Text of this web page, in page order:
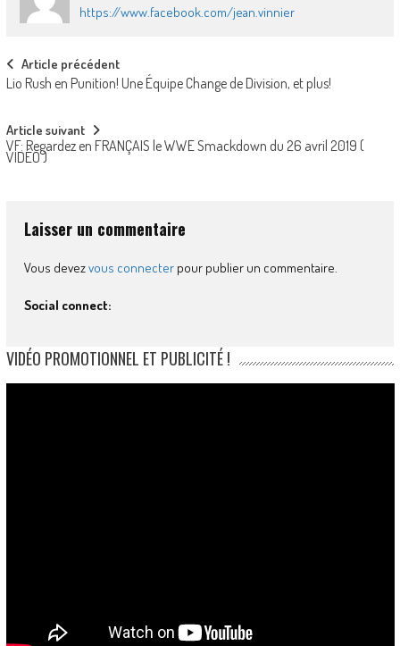
https://www.facebook.com/jean.vinnier
Post
navigation
Article précédent
Lio Rush en Punition! Une Équipe Change de Division, et plus!
Article suivant
VF: Regardez en FRANÇAIS le WWE Smackdown du 26 avril 2019 (
VIDÉO )
Laisser un commentaire
Vous devezvous connecterpour publier un commentaire.
Social connect:
VIDÉO PROMOTIONNEL ET PUBLICITÉ !